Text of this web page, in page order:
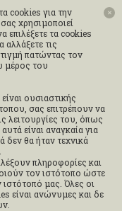
cookies για την
χρησιμοποιεί
επιλέξετε τα cookies
αλλάξετε τις
πατώντας τον
μέρος του
ουσιαστικής
σας επιτρέπουν να
λειτουργίες του, όπως
είναι αναγκαία για
δεν θα ήταν τεχνικά
πληροφορίες και
τον ιστότοπο ώστε
μας. Όλες οι
είναι ανώνυμες και δε
✕